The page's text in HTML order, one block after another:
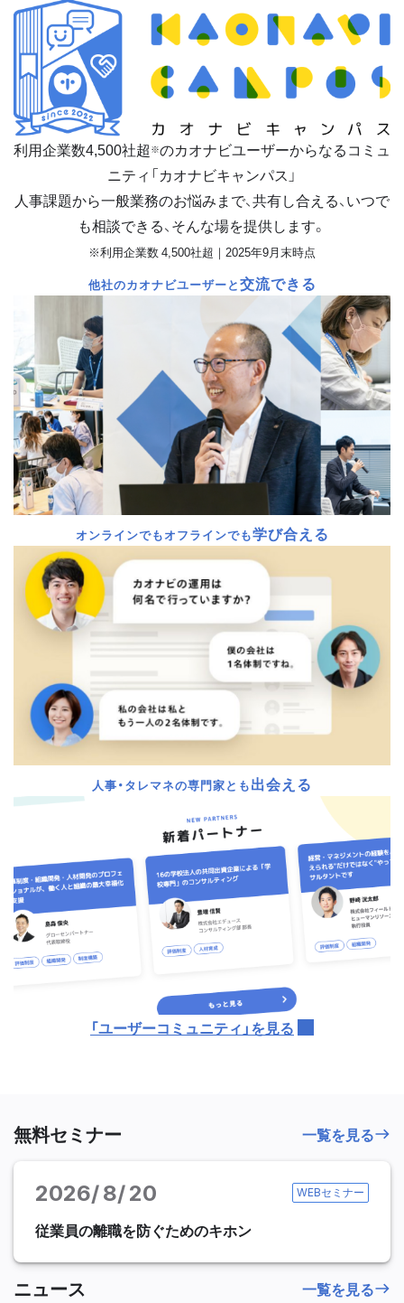
無料セミナー
2026 8 20 WEBセミナー
従業員の離職を防ぐためのキホン
一覧を見る
ニュース 一覧を見る
利用企業数4,500社超 ※のカオナビユーザーからなるコミュ
ニティ「カオナビキャンパス」
人事課題から一般業務のお悩みまで、共有し合える、いつで
も相談できる、そんな場を提供します。
※利用企業数 4,500社超｜2025年9月末時点
他社のカオナビユーザーと交流できる
オンラインでもオフラインでも学び合える
人事・タレマネの専門家とも出会える
「ユーザーコミュニティ」を見る